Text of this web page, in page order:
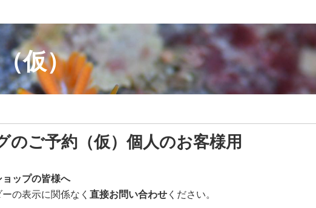
仮）
のご予約（仮）個人のお客様用
ップの皆様へ
ーの表示に関係なく 直接お問い合わせください。